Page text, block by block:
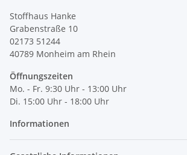
Stoffhaus Hanke
Grabenstraße 10
02173 51244
40789 Monheim am Rhein
Öffnungszeiten
Mo. - Fr. 9:30 Uhr - 13:00 Uhr
Di. 15:00 Uhr - 18:00 Uhr
Informationen